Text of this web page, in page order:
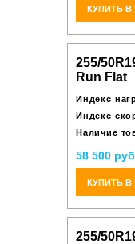
КУПИТЬ В
255/
Run Flat
Индекс
Индекс
Наличие
58 500
КУПИТЬ В
255/